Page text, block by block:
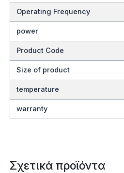
Operating Frequency
power
Product Code
Size of product
temperature
warranty
Σχετικά προϊόντα